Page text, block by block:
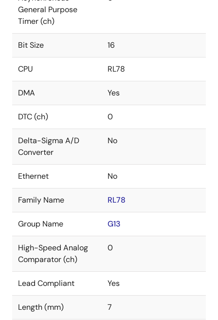
General Purpose
Timer (ch)
Bit Size 16
CPU RL78
DMA Yes
DTC (ch) 0
Delta-Sigma A/D
Converter
No
Ethernet No
Family Name RL78
Group Name G13
High-Speed Analog
Comparator (ch)
0
Lead Compliant Yes
Length (mm) 7